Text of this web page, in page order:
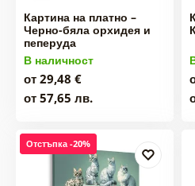
Картина на платно –
Черно-бяла орхидея и
пеперуда
В наличност
от 29,48 €
от 57,65 лв.
Отстъпка -20%